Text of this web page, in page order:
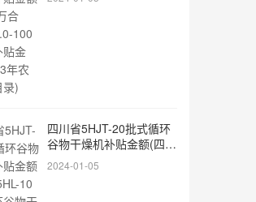
耕机补贴金额：2023年农
四川省5HJT-20批式循环
谷物干燥机补贴金额(四川
省5HL-10批式循环谷物干
燥机补贴金额)
2024-01-05